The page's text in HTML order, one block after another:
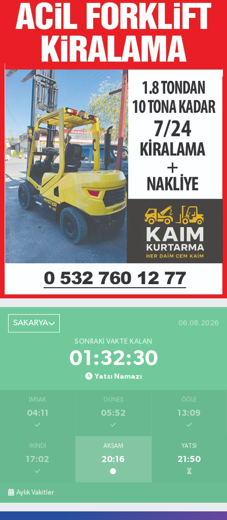
SAKARYA 06.08.2026
SONRAKI VAKTE KALAN
01:32:30
Yatsı Namazı
İMSAK
04:11
GÜNEŞ
05:52
ÖĞLE
13:09
İKINDI
17:02
AKŞAM
20:16
YATSI
21:50
Aylık Vakitler